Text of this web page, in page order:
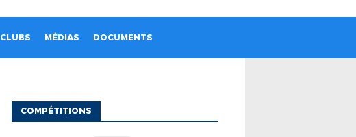
CLUBS MÉDIAS DOCUMENTS
COMPÉTITIONS